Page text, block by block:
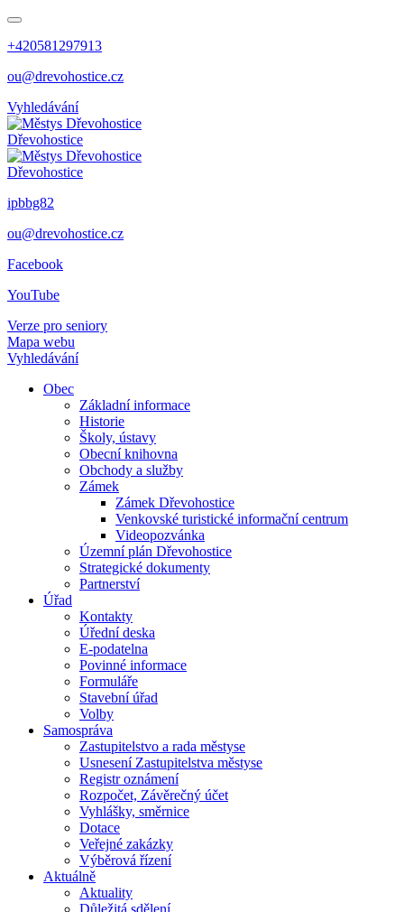
+420581297913
ou@drevohostice.cz
Vyhledávání
Dřevohostice
Dřevohostice
ipbbg82
ou@drevohostice.cz
Facebook
YouTube
Verze pro seniory
Mapa webu
Vyhledávání
Obec
Základní informace
Historie
Školy, ústavy
Obecní knihovna
Obchody a služby
Zámek
Zámek Dřevohostice
Venkovské turistické informační centrum
Videopozvánka
Územní plán Dřevohostice
Strategické dokumenty
Partnerství
Úřad
Kontakty
Úřední deska
E-podatelna
Povinné informace
Formuláře
Stavební úřad
Volby
Samospráva
Zastupitelstvo a rada městyse
Usnesení Zastupitelstva městyse
Registr oznámení
Rozpočet, Závěrečný účet
Vyhlášky, směrnice
Dotace
Veřejné zakázky
Výběrová řízení
Aktuálně
Aktuality
Důležitá sdělení